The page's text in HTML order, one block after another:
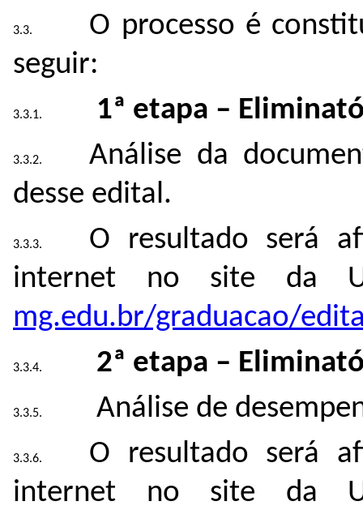
O processo é
seguir:
1ª etapa –
Análise da
desse edital.
O resultado será
internet no site da
mg.edu.br/graduacao/
2ª etapa –
Análise de
O resultado será
internet no site da